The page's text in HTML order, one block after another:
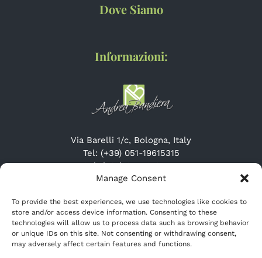
Manage Consent
To provide the best experiences, we use technologies like cookies to
store and/or access device information. Consenting to these
technologies will allow us to process data such as browsing behavior
or unique IDs on this site. Not consenting or withdrawing consent,
may adversely affect certain features and functions.
Dove Siamo
Informazioni:
Via Barelli 1/c, Bologna, Italy
Tel: (+39) 051-19615315
Cel: (+39) 345-3132947
Email: info@cremeriascirocco.it